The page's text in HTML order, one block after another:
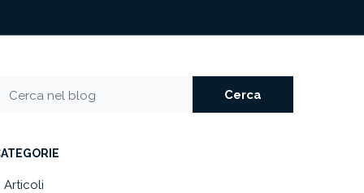
Cerca nel blog Cerca
Articoli